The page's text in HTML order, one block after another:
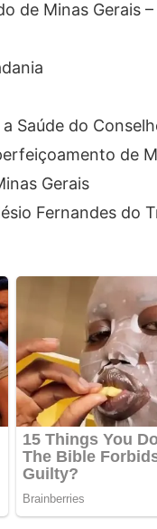
de Minas Gerais
Saúde do
de
Gerais
Fernandes do